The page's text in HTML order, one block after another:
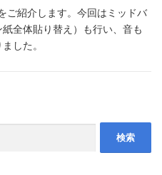
ご紹介します。今回はミッドバ
全体貼り替え）も行い、音も
した。